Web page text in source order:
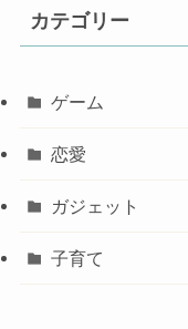
カテゴリー
ゲーム
恋愛
ガジェット
子育て